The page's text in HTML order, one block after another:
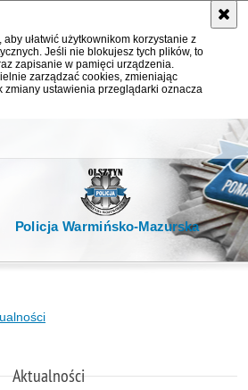
ułatwić użytkownikom korzystanie z
Jeśli nie blokujesz tych plików, to
zapisanie w pamięci urządzenia.
zarządzać cookies, zmieniając
zmiany ustawienia przeglądarki oznacza
Policja Warmińsko-Mazurska
Aktualności